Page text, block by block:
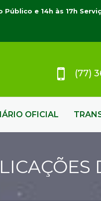
e 14h às 17h
(77)
OFICIAL